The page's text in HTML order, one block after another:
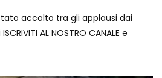
accolto tra gli applausi dai
AL NOSTRO CANALE e